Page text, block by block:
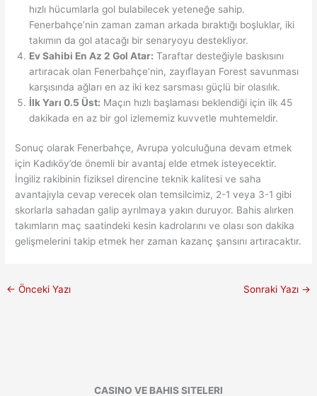
hızlı hücumlarla gol bulabilecek yeteneğe sahip.
Fenerbahçe’nin zaman zaman arkada bıraktığı boşluklar, iki
takımın da gol atacağı bir senaryoyu destekliyor.
Ev Sahibi En Az 2 Gol Atar: Taraftar desteğiyle baskısını
artıracak olan Fenerbahçe’nin, zayıflayan Forest savunması
karşısında ağları en az iki kez sarsması güçlü bir olasılık.
İlk Yarı 0.5 Üst: Maçın hızlı başlaması beklendiği için ilk 45
dakikada en az bir gol izlememiz kuvvetle muhtemeldir.
Sonuç olarak Fenerbahçe, Avrupa yolculuğuna devam etmek
için Kadıköy’de önemli bir avantaj elde etmek isteyecektir.
İngiliz rakibinin fiziksel direncine teknik kalitesi ve saha
avantajıyla cevap verecek olan temsilcimiz, 2-1 veya 3-1 gibi
skorlarla sahadan galip ayrılmaya yakın duruyor. Bahis alırken
takımların maç saatindeki kesin kadrolarını ve olası son dakika
gelişmelerini takip etmek her zaman kazanç şansını artıracaktır.
← Önceki Yazı Sonraki Yazı →
CASINO VE BAHIS SITELERI